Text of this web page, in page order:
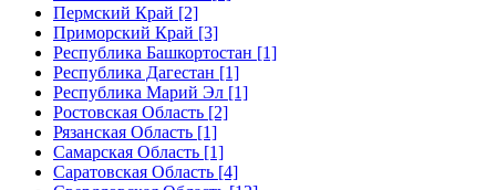
Пермский Край [2]
Приморский Край [3]
Республика Башкортостан [1]
Республика Дагестан [1]
Республика Марий Эл [1]
Ростовская Область [2]
Рязанская Область [1]
Самарская Область [1]
Саратовская Область [4]